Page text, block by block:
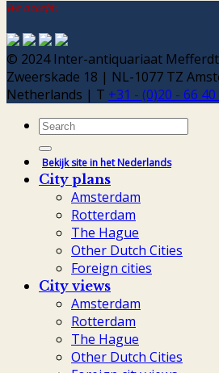
We accept:
© 2024 Inter-antiquariaat
Zweerskade 18 | NL-1077 TZ
Netherlands | T +31 - (0)20 - 66 40
Search
for:
Bekijk site in het Nederlands
City plans
Amsterdam
Rotterdam
The Hague
Other Dutch Cities
Foreign cities
City views
Amsterdam
Rotterdam
The Hague
Other Dutch Cities